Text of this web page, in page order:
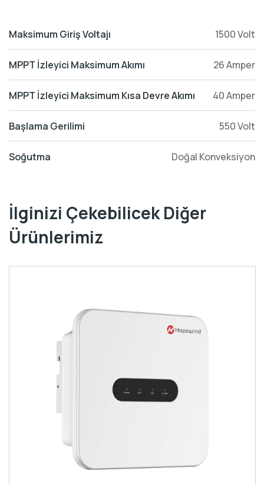
Maksimum Giriş Voltajı 1500 Volt
MPPT İzleyici Maksimum Akımı 26 Amper
MPPT İzleyici Maksimum Kısa Devre Akımı 40 Amper
Başlama Gerilimi 550 Volt
Soğutma Doğal Konveksiyon
İlginizi Çekebilicek Diğer
Ürünlerimiz